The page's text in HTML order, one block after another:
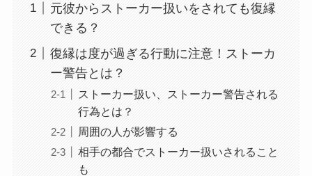
元彼からストーカー扱いをされても復縁
できる？
復縁は度が過ぎる行動に注意！ストーカ
ー警告とは？
ストーカー扱い、ストーカー警告される
行為とは？
周囲の人が影響する
相手の都合でストーカー扱いされること
も